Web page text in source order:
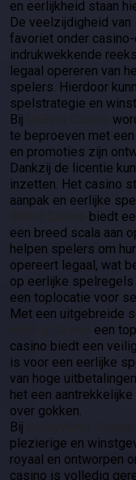
en eerlijkheid staan
De veelzijdigheid van
favoriet onder
indrukwekkende
legaal opereren van
spelers. Hierdoor
spelstrategie en
Bij
te beproeven met
en promoties zijn
Dankzij de licentie
inzetten. Het casino
aanpak en eerlijke
biedt
een breed scala aan
helpen spelers om
opereert legaal, wat
op eerlijke
een toplocatie voor
Met een uitgebreide
een
casino biedt een
is voor een eerlijke
van hoge
het een
over gokken.
Bij
plezierige en
royaal en ontworpen
casino is volledig